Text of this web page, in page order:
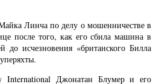
Линча по делу о мошенничестве в
того, как его сбила машина в
до исчезновения «британского Билла
International Джонатан Блумер и его